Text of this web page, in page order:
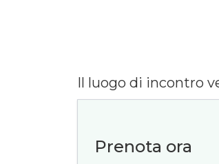
Il luogo di incontro
Prenota ora